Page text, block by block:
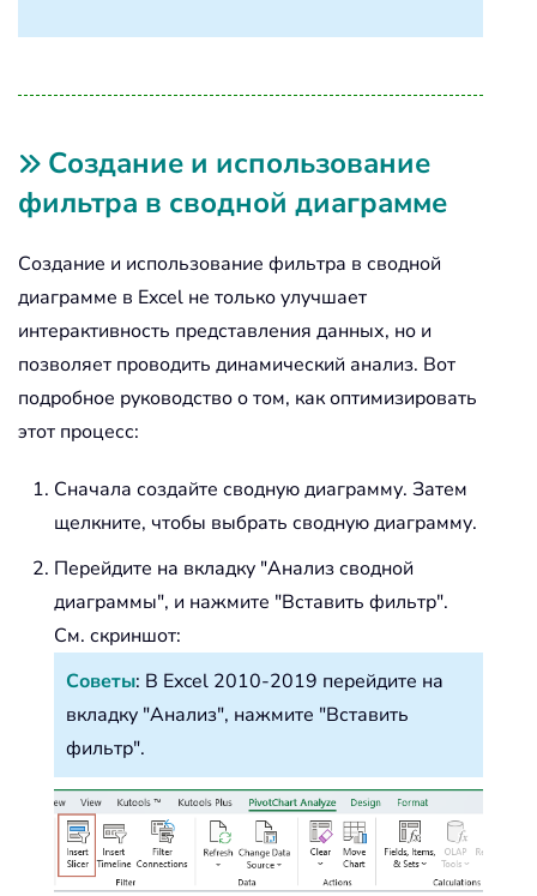
Создание и использование
фильтра в сводной диаграмме
Создание и использование фильтра в сводной
диаграмме в Excel не только улучшает
интерактивность представления данных, но и
позволяет проводить динамический анализ. Вот
подробное руководство о том, как оптимизировать
этот процесс:
Сначала создайте сводную диаграмму. Затем
щелкните, чтобы выбрать сводную диаграмму.
Перейдите на вкладку "Анализ сводной
диаграммы", и нажмите "Вставить фильтр".
См. скриншот:
Советы: В Excel 2010-2019 перейдите на
вкладку "Анализ", нажмите "Вставить
фильтр".